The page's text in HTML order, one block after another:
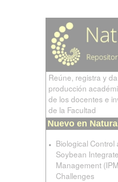
Reúne, registra y
producción
de los docentes e
de la Facultad
Nuevo en
Biological Control
Soybean
Management
Challenges